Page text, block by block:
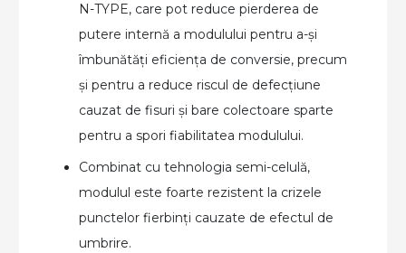
N-TYPE, care pot reduce pierderea de
putere internă a modulului pentru a-și
îmbunătăți eficiența de conversie, precum
și pentru a reduce riscul de defecțiune
cauzat de fisuri și bare colectoare sparte
pentru a spori fiabilitatea modulului.
Combinat cu tehnologia semi-celulă,
modulul este foarte rezistent la crizele
punctelor fierbinți cauzate de efectul de
umbrire.